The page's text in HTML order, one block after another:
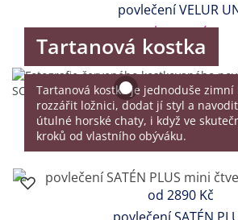
povlečení VELUR
lososová
Tartanová kostka
Tartanová kostka je jednoduše zimní
rozzářit ložnici, dodat jí styl a
útulné horské chaty, i když ve
kroků od vlastního obýváku.
od 2890 Kč